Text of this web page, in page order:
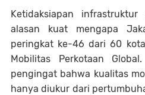
Ketidaksiapan
alasan kuat mengapa
peringkat ke-46 dari 60
Mobilitas Perkotaan
pengingat bahwa kualitas
hanya diukur dari